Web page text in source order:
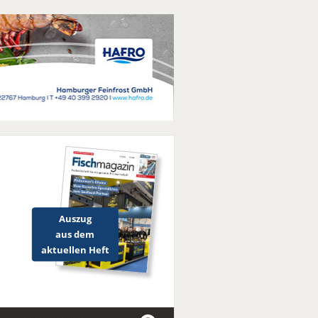
Auszug
aus dem
aktuellen Heft